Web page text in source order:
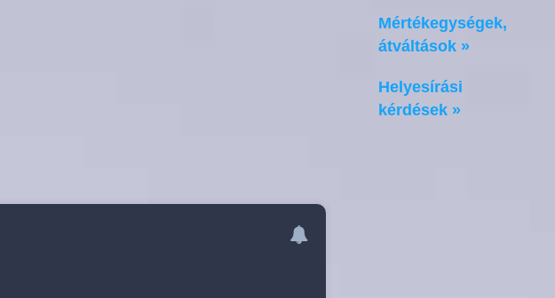
Mértékegységek,
átváltások »
Helyesírási
kérdések »